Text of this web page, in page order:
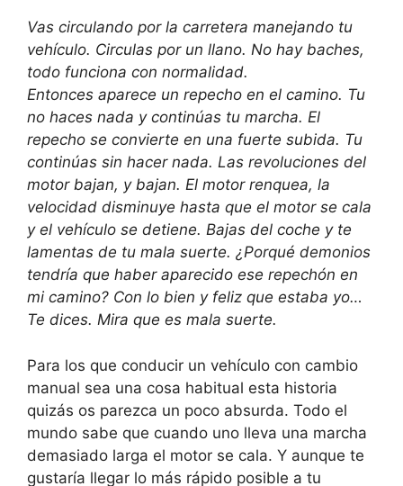
Vas circulando por la carretera manejando tu
vehículo. Circulas por un llano. No hay baches,
todo funciona con normalidad.
Entonces aparece un repecho en el camino. Tu
no haces nada y continúas tu marcha. El
repecho se convierte en una fuerte subida. Tu
continúas sin hacer nada. Las revoluciones del
motor bajan, y bajan. El motor renquea, la
velocidad disminuye hasta que el motor se cala
y el vehículo se detiene. Bajas del coche y te
lamentas de tu mala suerte. ¿Porqué demonios
tendría que haber aparecido ese repechón en
mi camino? Con lo bien y feliz que estaba yo…
Te dices. Mira que es mala suerte.
Para los que conducir un vehículo con cambio
manual sea una cosa habitual esta historia
quizás os parezca un poco absurda. Todo el
mundo sabe que cuando uno lleva una marcha
demasiado larga el motor se cala. Y aunque te
gustaría llegar lo más rápido posible a tu